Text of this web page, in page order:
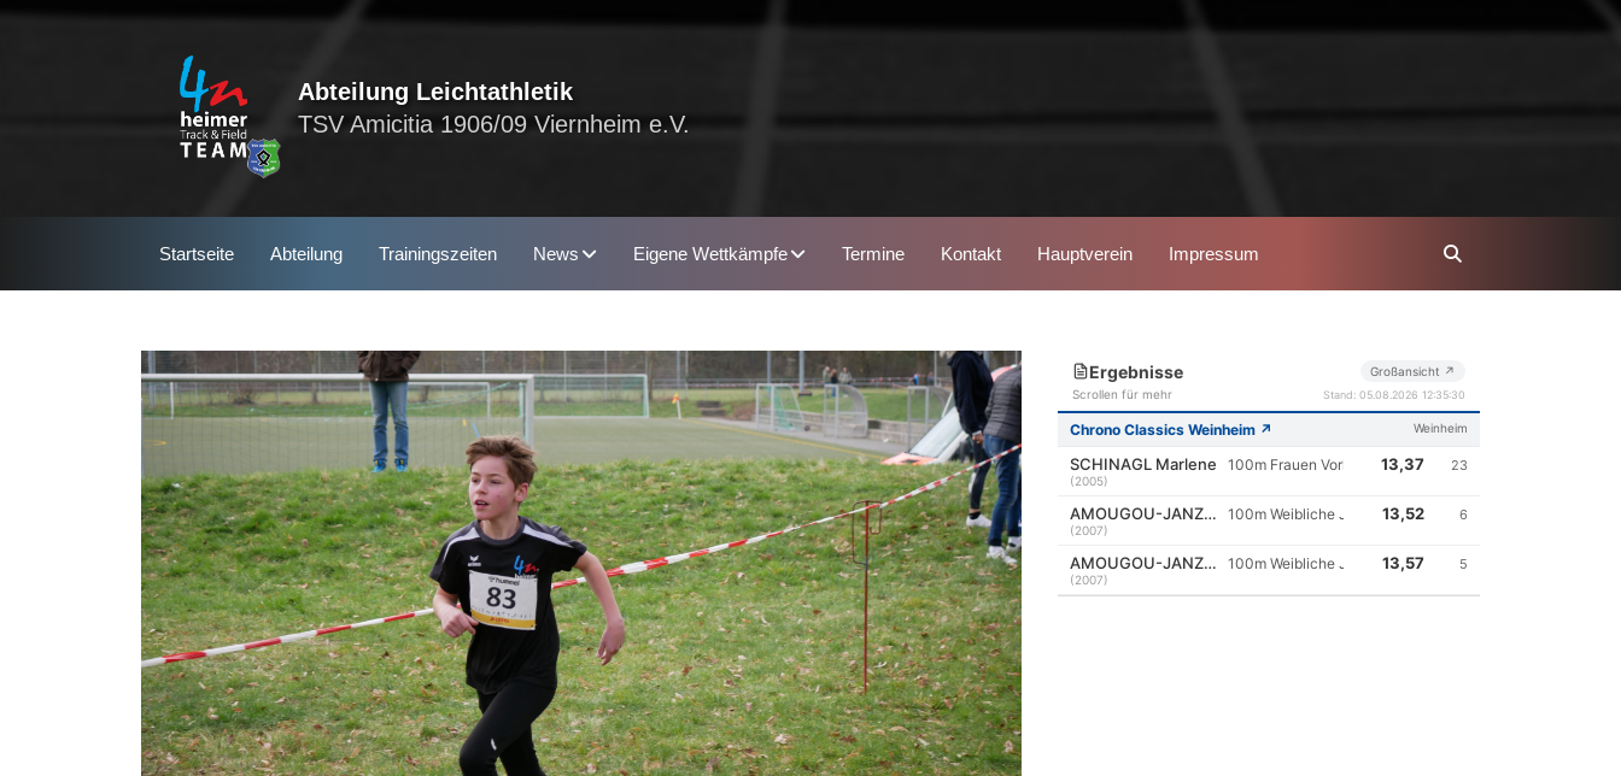
Abteilung Leichtathletik
TSV Amicitia 1906/09 Viernheim e.V.
a
r
c
Startseite Abteilung Trainingszeiten News Eigene Wettkämpfe Termine Kontakt Hauptverein Impressum